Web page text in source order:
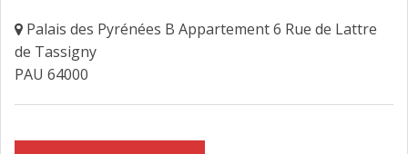
Palais des Pyrénées B Appartement 6 Rue de Lattre
de Tassigny
PAU 64000